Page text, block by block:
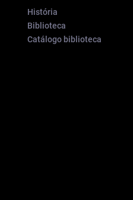
História
Biblioteca
Catálogo biblioteca